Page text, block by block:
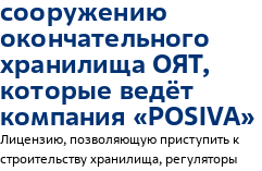
сооружению
окончательного
хранилища ОЯТ,
которые ведёт
компания «POSIVA»
Лицензию, позволяющую приступить к
строительству хранилища, регуляторы